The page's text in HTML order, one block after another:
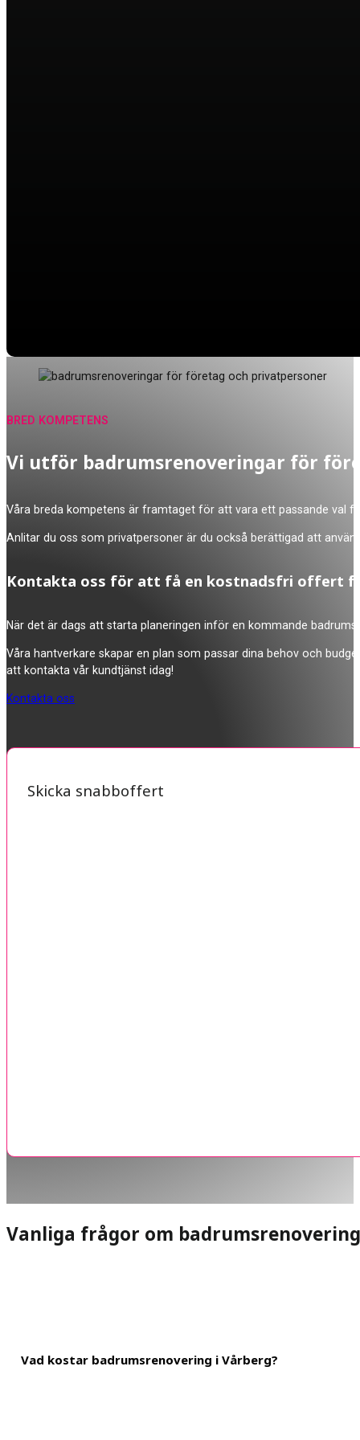
Vi utför badrumsrenoveringar för
Våra breda kompetens är framtaget för att vara ett passande val
Anlitar du oss som privatpersoner är du också berättigad att
Kontakta oss för att få en kostnadsfri offert
När det är dags att starta planeringen inför en kommande
Våra hantverkare skapar en plan som passar dina behov och
att kontakta vår kundtjänst idag!
BRED KOMPETENS
Kontakta oss
Skicka snabboffert
Vanliga frågor om badrumsrenovering
Vad kostar badrumsrenovering i Vårberg?